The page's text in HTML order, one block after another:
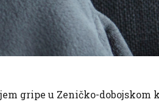
gripe u Zeničko-dobojskom